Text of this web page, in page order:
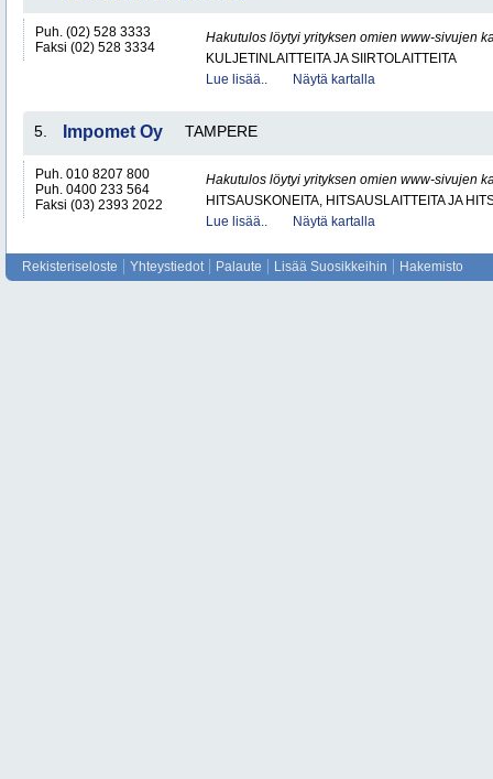
Puh. (02) 528 3333
Faksi (02) 528 3334
Hakutulos löytyi yrityksen omien www-sivujen
KULJETINLAITTEITA JA SIIRTOLAITTEITA
Lue lisää..
Näytä kartalla
5. Impomet Oy TAMPERE
Puh. 010 8207 800
Puh. 0400 233 564
Faksi (03) 2393 2022
Hakutulos löytyi yrityksen omien www-sivujen
HITSAUSKONEITA, HITSAUSLAITTEITA JA
Lue lisää..
Näytä kartalla
Rekisteriseloste Yhteystiedot Palaute Lisää Suosikkeihin Hakemisto